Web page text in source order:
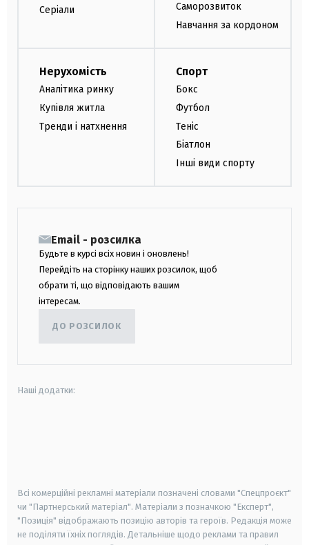
Серіали
Саморозвиток
Навчання за кордоном
Нерухомість
Аналітика ринку
Купівля житла
Тренди і натхнення
Спорт
Бокс
Футбол
Теніс
Біатлон
Інші види спорту
Email - розсилка
Будьте в курсі всіх новин і оновлень!
Перейдіть на сторінку наших розсилок, щоб
обрати ті, що відповідають вашим
інтересам.
ДО РОЗСИЛОК
Наші додатки:
Всі комерційні рекламні матеріали позначені словами "Спецпроєкт"
чи "Партнерський матеріал". Матеріали з позначкою "Експерт",
"Позиція" відображають позицію авторів та героїв. Редакція може
не поділяти їхніх поглядів. Детальніше щодо реклами та правил